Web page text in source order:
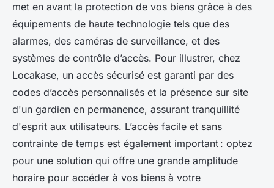
met en avant la protection de vos biens grâce à des
équipements de haute technologie tels que des
alarmes, des caméras de surveillance, et des
systèmes de contrôle d’accès. Pour illustrer, chez
Locakase, un accès sécurisé est garanti par des
codes d’accès personnalisés et la présence sur site
d'un gardien en permanence, assurant tranquillité
d'esprit aux utilisateurs. L’accès facile et sans
contrainte de temps est également important : optez
pour une solution qui offre une grande amplitude
horaire pour accéder à vos biens à votre